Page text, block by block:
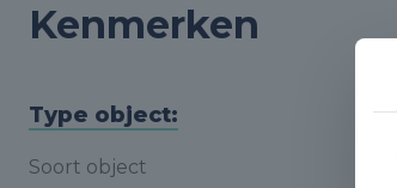
Kenmerken
Type object:
Soort object